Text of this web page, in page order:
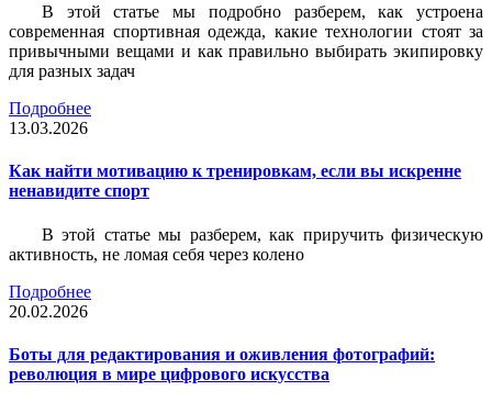
В этой статье мы подробно разберем, как устроена
современная спортивная одежда, какие технологии стоят за
привычными вещами и как правильно выбирать экипировку
для разных задач
Подробнее
13.03.2026
Как найти мотивацию к тренировкам, если вы искренне
ненавидите спорт
В этой статье мы разберем, как приручить физическую
активность, не ломая себя через колено
Подробнее
20.02.2026
Боты для редактирования и оживления фотографий:
революция в мире цифрового искусства